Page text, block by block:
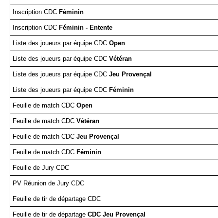
Inscription CDC Féminin
Inscription CDC Féminin - Entente
Liste des joueurs par équipe CDC Open
Liste des joueurs par équipe CDC Vétéran
Liste des joueurs par équipe CDC Jeu Provençal
Liste des joueurs par équipe CDC Féminin
Feuille de match CDC Open
Feuille de match CDC Vétéran
Feuille de match CDC Jeu Provençal
Feuille de match CDC Féminin
Feuille de Jury CDC
PV Réunion de Jury CDC
Feuille de tir de départage CDC
Feuille de tir de départage CDC Jeu Provençal
2024
Assemblée générale 2024
Réunion du 10 novembre 2023
Réunion du 1er décembre 2023
Assemblée Générale 2023
Prévention violences dans le sport
Contrat d'engagement républicain
Triplettes Mixtes
Triplettes Promotion
Triplettes Vétérans
Triplettes Jeu Provençal
4ème tour CDF Jeu Provençal
Arbitre
Concours
Divers